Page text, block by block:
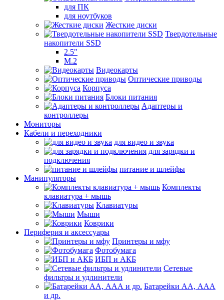
для ПК
для ноутбуков
Жесткие диски
Твердотельные
накопители SSD
2.5"
M.2
Видеокарты
Оптические приводы
Корпуса
Блоки питания
Адаптеры и
контроллеры
Мониторы
Кабели и переходники
для видео и звука
для зарядки и
подключения
питание и шлейфы
Манипуляторы
Комплекты
клавиатура + мышь
Клавиатуры
Мыши
Коврики
Периферия и аксессуары
Принтеры и мфу
Фотобумага
ИБП и АКБ
Сетевые
фильтры и удлинители
Батарейки АА, ААА
и др.